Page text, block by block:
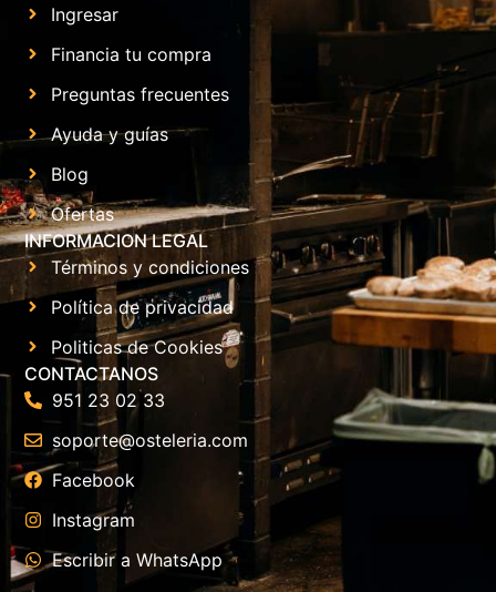
Ingresar
Financia tu compra
Preguntas frecuentes
Ayuda y guías
Blog
Ofertas
INFORMACION LEGAL
Términos y condiciones
Política de privacidad
Politicas de Cookies
CONTACTANOS
951 23 02 33
soporte@osteleria.com
Facebook
Instagram
Escribir a WhatsApp